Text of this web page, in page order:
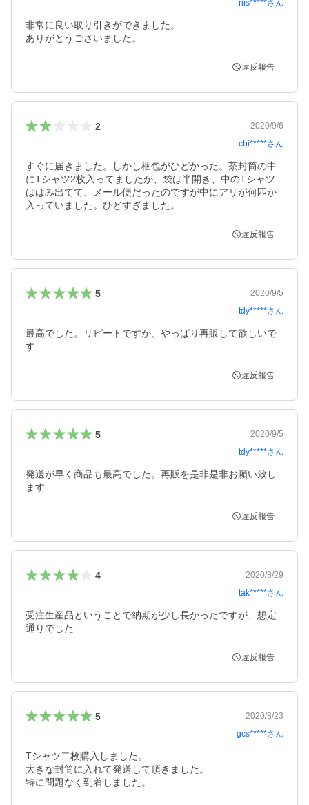
nis*****さん
非常に良い取り引きができました。
ありがとうございました。
違反報告
2
2020/9/6
cbi*****さん
すぐに届きました。しかし梱包がひどかった。茶封筒の中
にTシャツ2枚入ってましたが、袋は半開き、中のTシャツ
ははみ出てて、メール便だったのですが中にアリが何匹か
入っていました。ひどすぎました。
違反報告
5
2020/9/5
tdy*****さん
最高でした。リピートですが、やっぱり再販して欲しいで
す
違反報告
5
2020/9/5
tdy*****さん
発送が早く商品も最高でした。再販を是非是非お願い致し
ます
違反報告
4
2020/8/29
tak*****さん
受注生産品ということで納期が少し長かったですが、想定
通りでした
違反報告
5
2020/8/23
gcs*****さん
Tシャツ二枚購入しました。
大きな封筒に入れて発送して頂きました。
特に問題なく到着しました。